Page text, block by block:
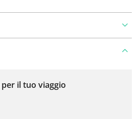
mappa
il tuo viaggio